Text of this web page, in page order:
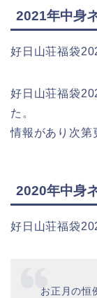
2021年中身
好日山荘福袋
好日山荘福袋
た。
情報があり次第
2020年中身
好日山荘福袋
お正月の恒